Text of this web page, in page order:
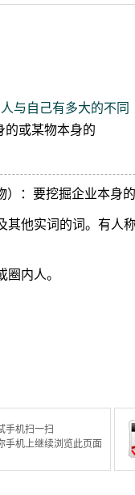
与自己有多大的不同
的或某物本身的
）：要挖掘企业本身
其他实词的词。有人
圈内人。
手机扫一扫
手机上继续浏览此页面